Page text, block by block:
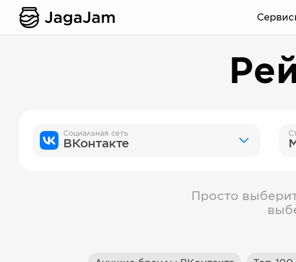
Социальная сеть
ВКонтакте
Просто